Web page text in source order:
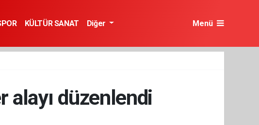
KÜLTÜR SANAT Diğer Menü
alayı düzenlendi